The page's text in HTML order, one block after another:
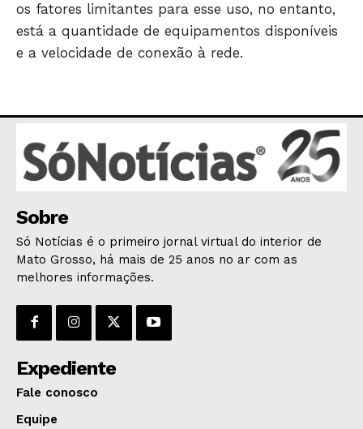
os fatores limitantes para esse uso, no entanto,
está a quantidade de equipamentos disponíveis
e a velocidade de conexão à rede.
Sobre
Só Notícias é o primeiro jornal virtual do interior de
Mato Grosso, há mais de 25 anos no ar com as
melhores informações.
Expediente
Fale conosco
Equipe